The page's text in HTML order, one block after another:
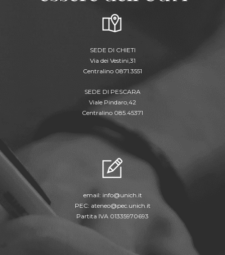
SEDE DI CHIETI
Via dei Vestini,31
Centralino 0871.3551
SEDE DI PESCARA
Viale Pindaro,42
Centralino 085.45371
email: info@unich.it
PEC: ateneo@pec.unich.it
Partita IVA 01335970693